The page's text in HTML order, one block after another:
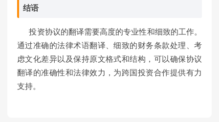
结语
投资协议的翻译需要高度的专业性和细致的工作。
通过准确的法律术语翻译、细致的财务条款处理、考
虑文化差异以及保持原文格式和结构，可以确保协议
翻译的准确性和法律效力，为跨国投资合作提供有力
支持。